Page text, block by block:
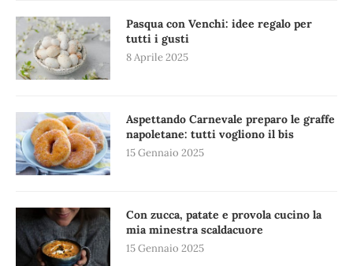
Pasqua con Venchi: idee regalo per
tutti i gusti
8 Aprile 2025
Aspettando Carnevale preparo le graffe
napoletane: tutti vogliono il bis
15 Gennaio 2025
Con zucca, patate e provola cucino la
mia minestra scaldacuore
15 Gennaio 2025